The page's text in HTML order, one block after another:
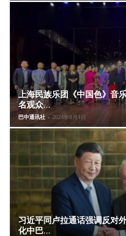
上海民族乐团《中国色》音
名观众...
巴中通讯社 - 2026年8月1日
习近平同卢拉通话强调反对
化中巴...